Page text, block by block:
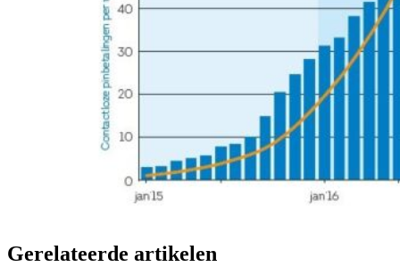
Gerelateerde artikelen